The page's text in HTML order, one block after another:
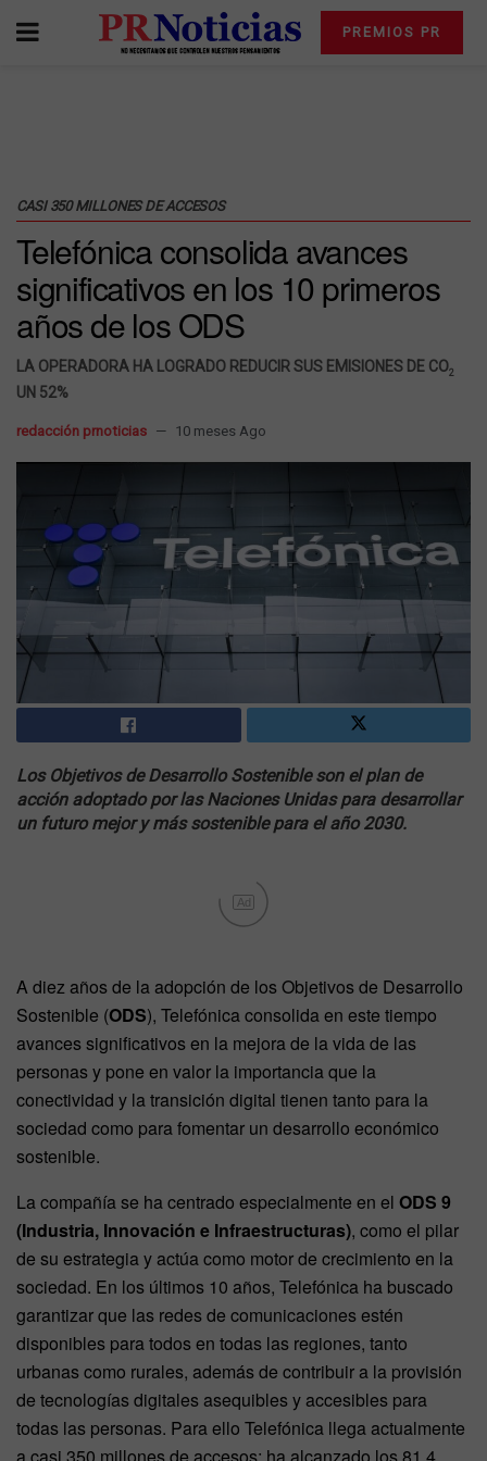
PREMIOS PR
CASI 350 MILLONES DE ACCESOS
Telefónica consolida avances
significativos en los 10 primeros
años de los ODS
LA OPERADORA HA LOGRADO REDUCIR SUS EMISIONES DE CO2
UN 52%
redacción prnoticias 10 meses Ago
Los Objetivos de Desarrollo Sostenible son el plan de
acción adoptado por las Naciones Unidas para desarrollar
un futuro mejor y más sostenible para el año 2030.
Ad
A diez años de la adopción de los Objetivos de Desarrollo
Sostenible (ODS), Telefónica consolida en este tiempo
avances significativos en la mejora de la vida de las
personas y pone en valor la importancia que la
conectividad y la transición digital tienen tanto para la
sociedad como para fomentar un desarrollo económico
sostenible.
La compañía se ha centrado especialmente en el ODS 9
(Industria, Innovación e Infraestructuras), como el pilar
de su estrategia y actúa como motor de crecimiento en la
sociedad. En los últimos 10 años, Telefónica ha buscado
garantizar que las redes de comunicaciones estén
disponibles para todos en todas las regiones, tanto
urbanas como rurales, además de contribuir a la provisión
de tecnologías digitales asequibles y accesibles para
todas las personas. Para ello Telefónica llega actualmente
a casi 350 millones de accesos; ha alcanzado los 81,4